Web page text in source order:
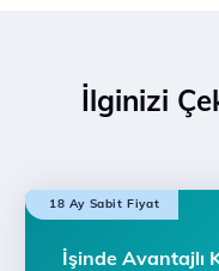
İlginizi
18 Ay Sabit Fiyat
İşinde Avantajlı